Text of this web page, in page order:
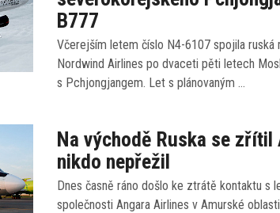
B777
Včerejším letem číslo N4-6107 spojila ruská
Nordwind Airlines po dvaceti pěti letech
s Pchjongjangem. Let s plánovaným …
Na východě Ruska se zřítil
nikdo nepřežil
Dnes časně ráno došlo ke ztrátě kontaktu s
společnosti Angara Airlines v Amurské